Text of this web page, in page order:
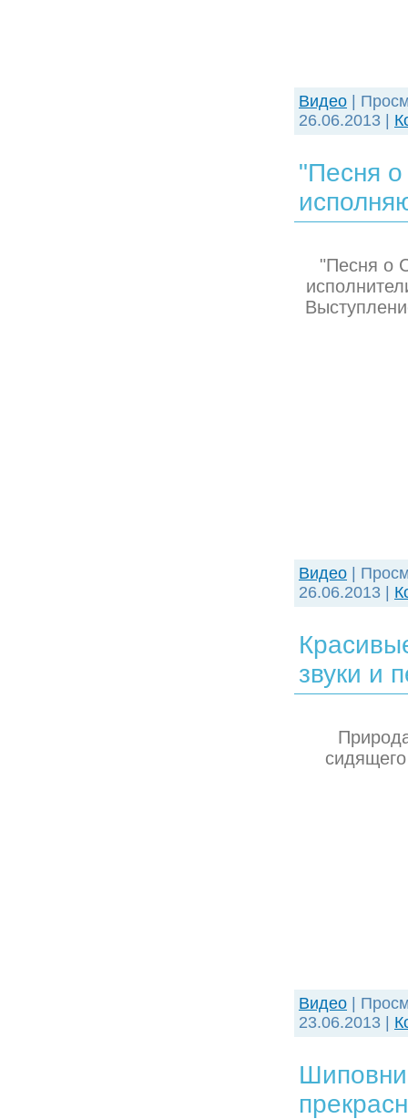
Видео |
26.06.2013 |
"Песня о
"Песня о
Видео |
26.06.2013 |
звуки и
Видео |
23.06.2013 |